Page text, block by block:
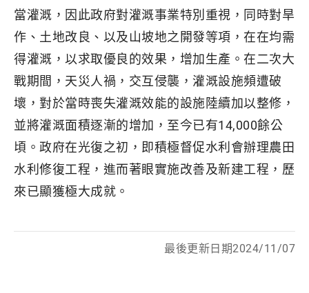
當灌溉，因此政府對灌溉事業特別重視，同時對旱
作、土地改良、以及山坡地之開發等項，在在均需
得灌溉，以求取優良的效果，增加生產。在二次大
戰期間，天災人禍，交互侵襲，灌溉設施頻遭破
壞，對於當時喪失灌溉效能的設施陸續加以整修，
並將灌溉面積逐漸的增加，至今已有14,000餘公
頃。政府在光復之初，即積極督促水利會辦理農田
水利修復工程，進而著眼實施改善及新建工程，歷
來已顯獲極大成就。
最後更新日期2024/11/07